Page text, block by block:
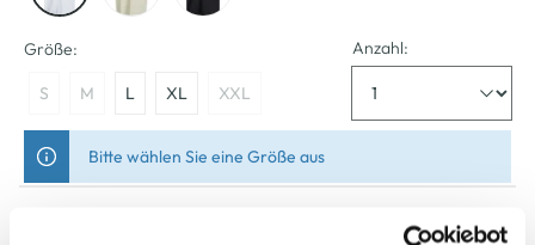
Größe:
S M L XL XXL
Anzahl:
Bitte wählen Sie eine Größe aus